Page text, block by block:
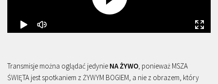
Transmisje można oglądać jedynie NA ŻYWO, ponieważ MSZA
ŚWIĘTA jest spotkaniem z ŻYWYM BOGIEM, a nie z obrazem, który